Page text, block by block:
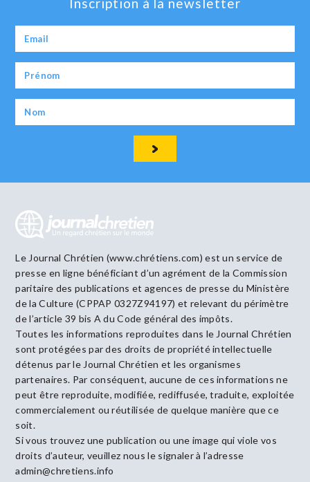
Le Journal Chrétien (www.chrétiens.com) est un service de
presse en ligne bénéficiant d’un agrément de la Commission
paritaire des publications et agences de presse du Ministère
de la Culture (CPPAP 0327Z94197) et relevant du périmètre
de l’article 39 bis A du Code général des impôts.
Toutes les informations reproduites dans le Journal Chrétien
sont protégées par des droits de propriété intellectuelle
détenus par le Journal Chrétien et les organismes
partenaires. Par conséquent, aucune de ces informations ne
peut être reproduite, modifiée, rediffusée, traduite, exploitée
commercialement ou réutilisée de quelque manière que ce
soit.
Si vous trouvez une publication ou une image qui viole vos
droits d’auteur, veuillez nous le signaler à l’adresse
admin@chretiens.info